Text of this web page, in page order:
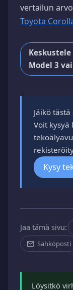
vertailun
Toyota
Model 3
Jäikö
Voit kysyä
Kysy
Jaa tämä sivu:
Sähköposti
Löysitkö